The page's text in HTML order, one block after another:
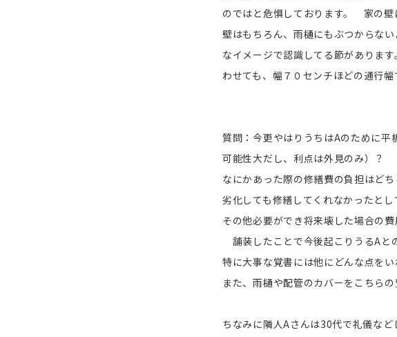
のではと危惧しております。 家の壁
壁はもちろん、雨樋にもぶつからな
なイメージで認識してる節がありま
わせても、幅７０センチほどの通行幅
質問：今更やはりうちはAのために
可能性大だし、利点は外見のみ）
なにかあった際の修繕費の負担はど
劣化しても修繕してくれなかったとし
その他必要ができ将来壊した場合の費
舗装したことで今後起こりうるA
特に大事な覚書には他にどんな点を
また、雨樋や配管のカバーをこちら
ちなみに隣人Aさんは30代で礼儀な